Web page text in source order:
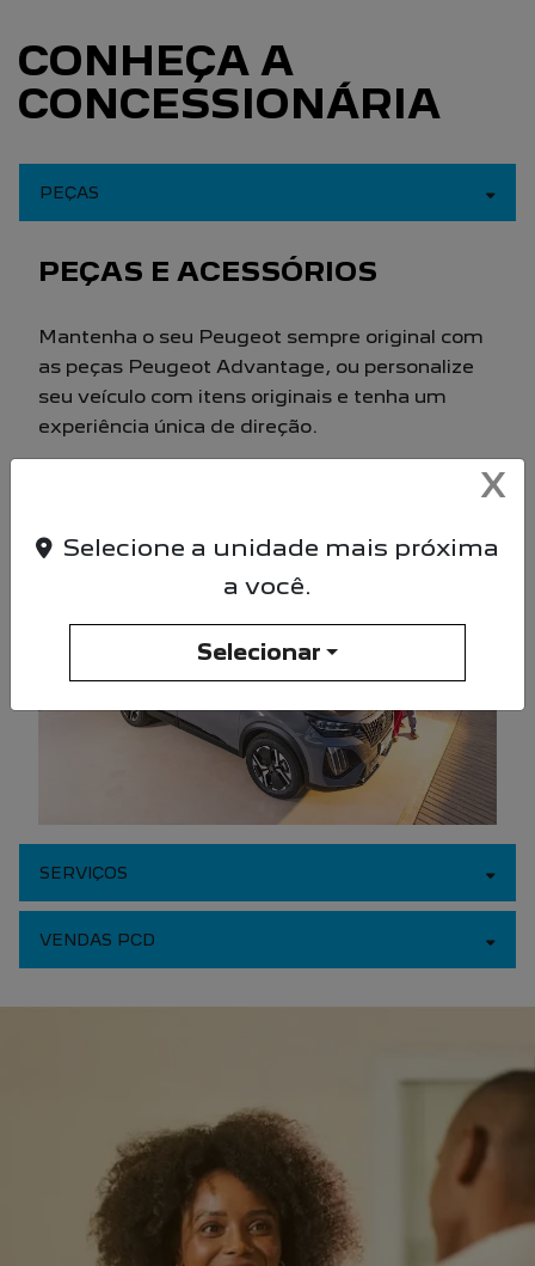
CONHEÇA A
CONCESSIONÁRIA
PEÇAS
PEÇAS E ACESSÓRIOS
Mantenha o seu Peugeot sempre original com
as peças Peugeot Advantage, ou personalize
seu veículo com itens originais e tenha um
experiência única de direção.
SERVIÇOS
VENDAS PCD
X
Selecione a unidade mais próxima
a você.
Selecionar